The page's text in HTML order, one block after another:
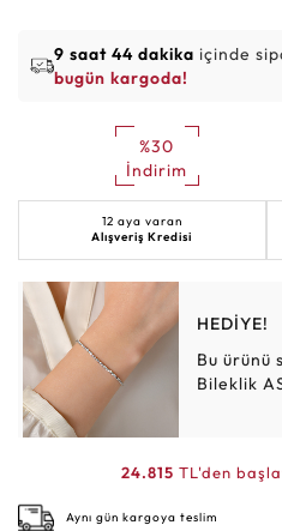
9 saat 44 dakika içinde
bugün kargoda!
%30
İndirim
12 aya varan
Alışveriş Kredisi
HEDİYE!
Bu ürünü
Bileklik
24.815 TL'den
Aynı gün kargoya teslim